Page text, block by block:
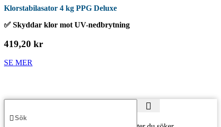
Klorstabilasator 4 kg PPG Deluxe
✅ Skyddar klor mot UV-nedbrytning
419,20 kr
SE MER